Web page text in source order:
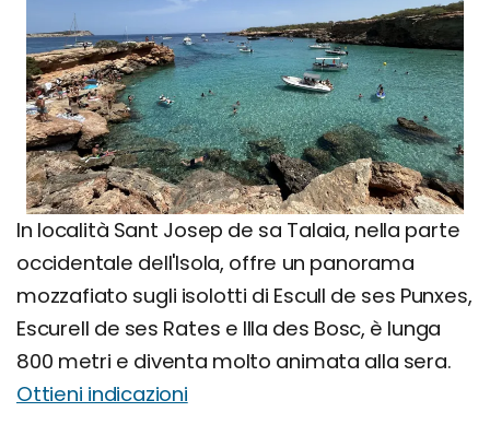
In località Sant Josep de sa Talaia, nella parte
occidentale dell'Isola, offre un panorama
mozzafiato sugli isolotti di Escull de ses Punxes,
Escurell de ses Rates e Illa des Bosc, è lunga
800 metri e diventa molto animata alla sera.
Ottieni indicazioni